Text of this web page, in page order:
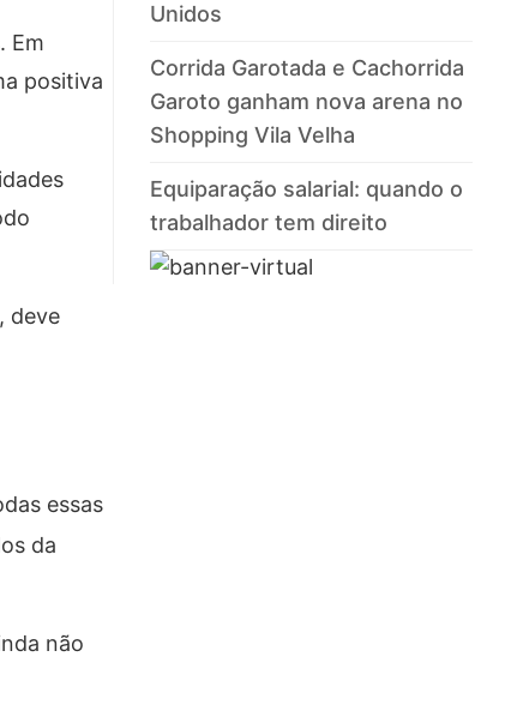
Em
positiva
deve
essas
da
não
Unidos
Corrida Garotada e Cachorrida
Garoto ganham nova arena no
Shopping Vila Velha
Equiparação salarial: quando o
trabalhador tem direito